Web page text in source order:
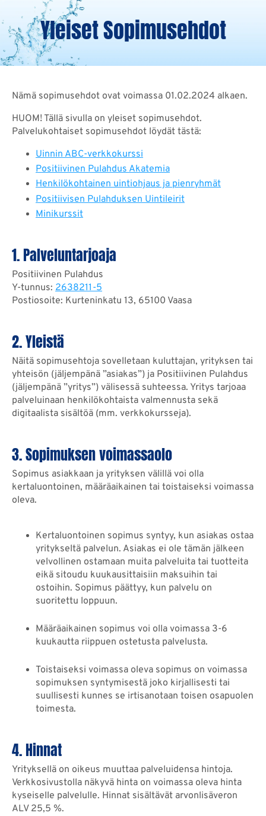
Yleiset Sopimusehdot
Nämä sopimusehdot ovat voimassa 01.02.2024 alkaen.
HUOM! Tällä sivulla on yleiset sopimusehdot.
Palvelukohtaiset sopimusehdot löydät tästä:
Uinnin ABC-verkkokurssi
Positiivinen Pulahdus Akatemia
Henkilökohtainen uintiohjaus ja pienryhmät
Positiivisen Pulahduksen Uintileirit
Minikurssit
1. Palveluntarjoaja
Positiivinen Pulahdus
Y-tunnus: 2638211-5
Postiosoite: Kurteninkatu 13, 65100 Vaasa
2. Yleistä
Näitä sopimusehtoja sovelletaan kuluttajan, yrityksen tai
yhteisön (jäljempänä ”asiakas”) ja Positiivinen Pulahdus
(jäljempänä ”yritys”) välisessä suhteessa. Yritys tarjoaa
palveluinaan henkilökohtaista valmennusta sekä
digitaalista sisältöä (mm. verkkokursseja).
3. Sopimuksen voimassaolo
Sopimus asiakkaan ja yrityksen välillä voi olla
kertaluontoinen, määräaikainen tai toistaiseksi voimassa
oleva.
Kertaluontoinen sopimus syntyy, kun asiakas ostaa
yritykseltä palvelun. Asiakas ei ole tämän jälkeen
velvollinen ostamaan muita palveluita tai tuotteita
eikä sitoudu kuukausittaisiin maksuihin tai
ostoihin. Sopimus päättyy, kun palvelu on
suoritettu loppuun.
Määräaikainen sopimus voi olla voimassa 3-6
kuukautta riippuen ostetusta palvelusta.
Toistaiseksi voimassa oleva sopimus on voimassa
sopimuksen syntymisestä joko kirjallisesti tai
suullisesti kunnes se irtisanotaan toisen osapuolen
toimesta.
4. Hinnat
Yrityksellä on oikeus muuttaa palveluidensa hintoja.
Verkkosivustolla näkyvä hinta on voimassa oleva hinta
kyseiselle palvelulle. Hinnat sisältävät arvonlisäveron
ALV 25,5 %.